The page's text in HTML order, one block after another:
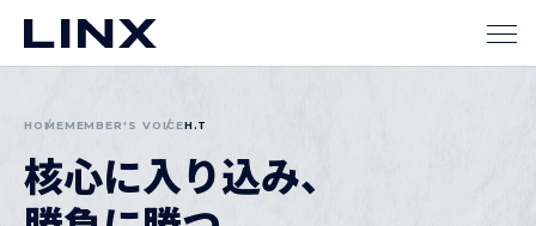
HOMEMEMBER'S VOICEH.T
核心に入り込み、